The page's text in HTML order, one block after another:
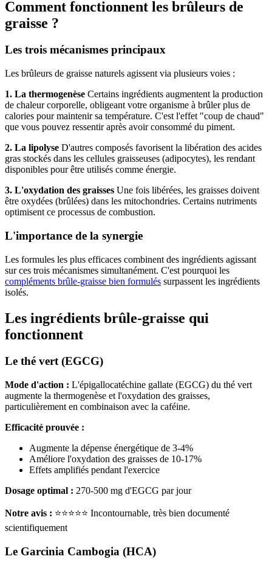
Comment fonctionnent les brûleurs de
graisse ?
Les trois mécanismes principaux
Les brûleurs de graisse naturels agissent via plusieurs voies :
1. La thermogenèse Certains ingrédients augmentent la production
de chaleur corporelle, obligeant votre organisme à brûler plus de
calories pour maintenir sa température. C'est l'effet "coup de chaud"
que vous pouvez ressentir après avoir consommé du piment.
2. La lipolyse D'autres composés favorisent la libération des acides
gras stockés dans les cellules graisseuses (adipocytes), les rendant
disponibles pour être utilisés comme énergie.
3. L'oxydation des graisses Une fois libérées, les graisses doivent
être oxydées (brûlées) dans les mitochondries. Certains nutriments
optimisent ce processus de combustion.
L'importance de la synergie
Les formules les plus efficaces combinent des ingrédients agissant
sur ces trois mécanismes simultanément. C'est pourquoi les
compléments brûle-graisse bien formulés surpassent les ingrédients
isolés.
Les ingrédients brûle-graisse qui
fonctionnent
Le thé vert (EGCG)
Mode d'action : L'épigallocatéchine gallate (EGCG) du thé vert
augmente la thermogenèse et l'oxydation des graisses,
particulièrement en combinaison avec la caféine.
Efficacité prouvée :
Augmente la dépense énergétique de 3-4%
Améliore l'oxydation des graisses de 10-17%
Effets amplifiés pendant l'exercice
Dosage optimal : 270-500 mg d'EGCG par jour
Notre avis : ⭐⭐⭐⭐⭐ Incontournable, très bien documenté
scientifiquement
Le Garcinia Cambogia (HCA)